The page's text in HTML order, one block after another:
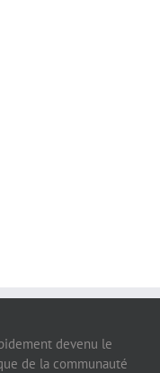
devenu le
de la communauté